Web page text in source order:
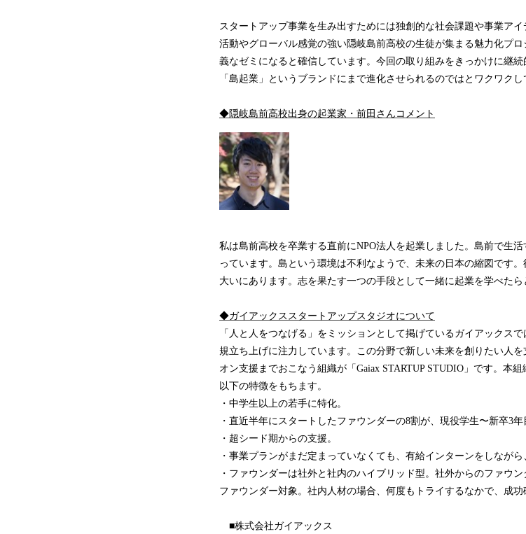
スタートアップ事業を生み出すためには独創的な社会課題や事業ア
活動やグローバル感覚の強い隠岐島前高校の生徒が集まる魅力化プ
義なゼミになると確信しています。今回の取り組みをきっかけに継
「島起業」というブランドにまで進化させられるのではとワクワクし
◆隠岐島前高校出身の起業家 ・ 前田さんコメント
私は島前高校を卒業する直前にNPO法人を起業しました。島前で生
っています。島という環境は不利なようで、未来の日本の縮図です
大いにあります。志を果たす一つの手段として一緒に起業を学べたら
◆ガイアックススタートアップスタジオについて
「人と人をつなげる」をミッションとして掲げているガイアックス
規立ち上げに注力しています。この分野で新しい未来を創りたい人
オン支援までおこなう組織が「Gaiax STARTUP STUDIO」です。本
以下の特徴をもちます。
・中学生以上の若手に特化。
・直近半年にスタートしたファウンダーの8割が、現役学生〜新卒3年
・超シード期からの支援。
・事業プランがまだ定まっていなくても、有給インターンをしなが
・ファウンダーは社外と社内のハイブリッド型。社外からのファウ
ファウンダー対象。社内人材の場合、何度もトライするなかで、成功
■株式会社ガイアックス